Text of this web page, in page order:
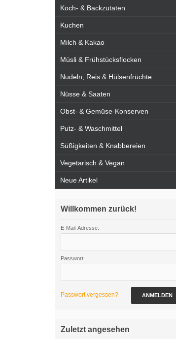
Koch- & Backzutaten
Kuchen
Milch & Kakao
Müsli & Frühstücksflocken
Nudeln, Reis & Hülsenfrüchte
Nüsse & Saaten
Obst- & Gemüse-Konserven
Putz- & Waschmittel
Süßigkeiten & Knabbereien
Vegetarisch & Vegan
Neue Artikel
Willkommen zurück!
E-Mail-Adresse:
Passwort:
Passwort vergessen? ANMELDEN
Zuletzt angesehen